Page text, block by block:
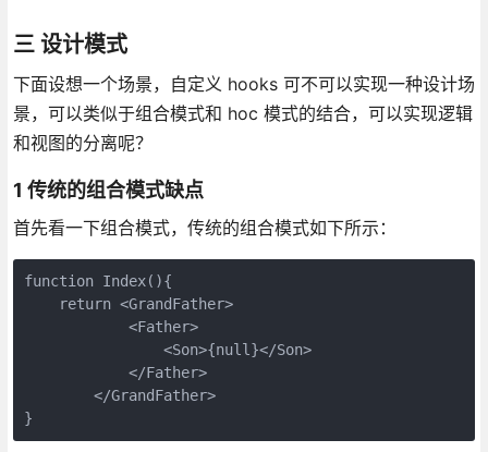
三 设计模式
下面设想一个场景，自定义 hooks 可不可以实现一种设计场
景，可以类似于组合模式和 hoc 模式的结合，可以实现逻辑
和视图的分离呢？
1 传统的组合模式缺点
首先看一下组合模式，传统的组合模式如下所示：
function Index(){
    return <GrandFather>
            <Father>
                <Son>{null}</Son>
            </Father>
        </GrandFather>